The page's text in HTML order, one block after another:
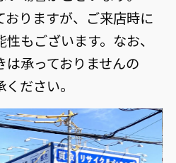
りますが、ご来店時に
もございます。なお、
承っておりませんの
ださい。